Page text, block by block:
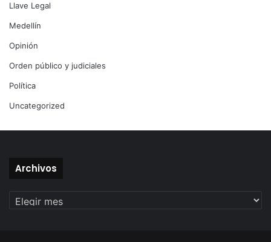
Llave Legal
Medellín
Opinión
Orden público y judiciales
Política
Uncategorized
Archivos